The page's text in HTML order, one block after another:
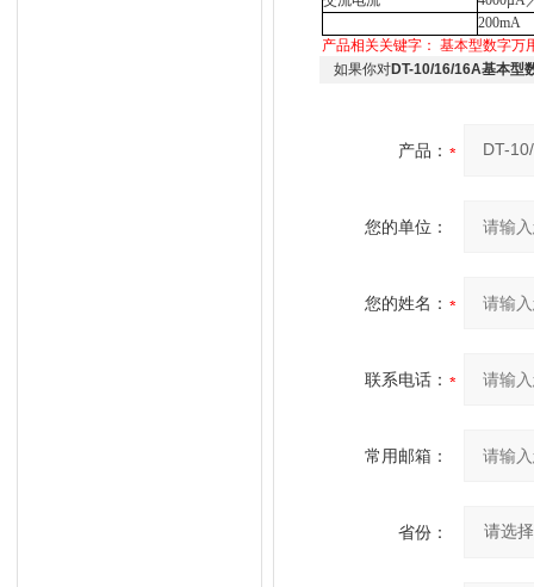
200mA
产品相关关键字： 基本型数字万
如果你对DT-10/16/16A基本型
产品：
您的单位：
您的姓名：
联系电话：
常用邮箱：
省份：